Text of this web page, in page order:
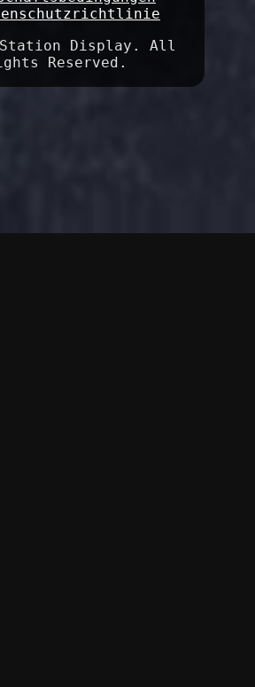
Station Display. All
Reserved.